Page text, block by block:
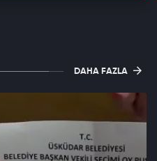
DAHA FAZLA